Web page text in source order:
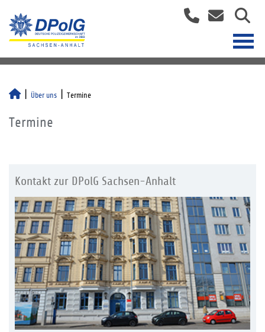
Über uns Termine
Termine
Kontakt zur DPolG Sachsen-Anhalt